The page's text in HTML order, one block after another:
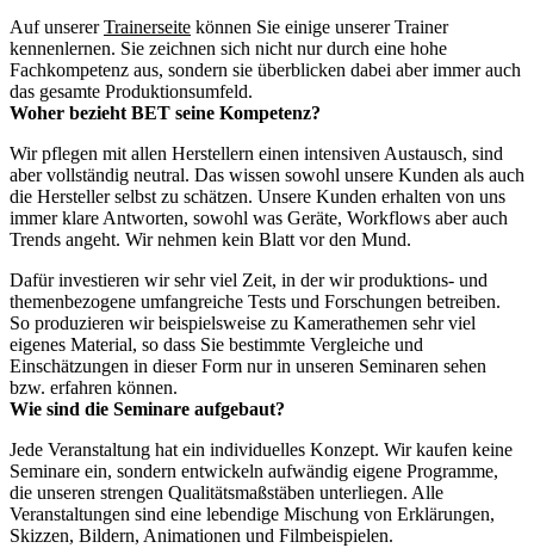
Auf unsererTrainerseite können Sie einige unserer Trainer
kennenlernen. Sie zeichnen sich nicht nur durch eine hohe
Fachkompetenz aus, sondern sie überblicken dabei aber immer auch
das gesamte Produktionsumfeld.
Woher bezieht BET seine Kompetenz?
Wir pflegen mit allen Herstellern einen intensiven Austausch, sind
aber vollständig neutral. Das wissen sowohl unsere Kunden als auch
die Hersteller selbst zu schätzen. Unsere Kunden erhalten von uns
immer klare Antworten, sowohl was Geräte, Workflows aber auch
Trends angeht. Wir nehmen kein Blatt vor den Mund.
Dafür investieren wir sehr viel Zeit, in der wir produktions- und
themenbezogene umfangreiche Tests und Forschungen betreiben.
So produzieren wir beispielsweise zu Kamerathemen sehr viel
eigenes Material, so dass Sie bestimmte Vergleiche und
Einschätzungen in dieser Form nur in unseren Seminaren sehen
bzw. erfahren können.
Wie sind die Seminare aufgebaut?
Jede Veranstaltung hat ein individuelles Konzept. Wir kaufen keine
Seminare ein, sondern entwickeln aufwändig eigene Programme,
die unseren strengen Qualitätsmaßstäben unterliegen. Alle
Veranstaltungen sind eine lebendige Mischung von Erklärungen,
Skizzen, Bildern, Animationen und Filmbeispielen.